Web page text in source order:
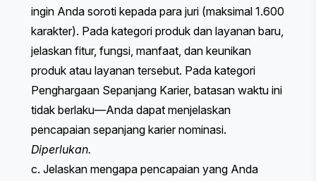
ingin Anda soroti kepada para juri (maksimal 1.600
karakter). ​​Pada kategori produk dan layanan baru,
jelaskan fitur, fungsi, manfaat, dan keunikan
produk atau layanan tersebut. Pada kategori
Penghargaan Sepanjang Karier, batasan waktu ini
tidak berlaku—Anda dapat menjelaskan
pencapaian sepanjang karier nominasi.
Diperlukan.
c. Jelaskan mengapa pencapaian yang Anda